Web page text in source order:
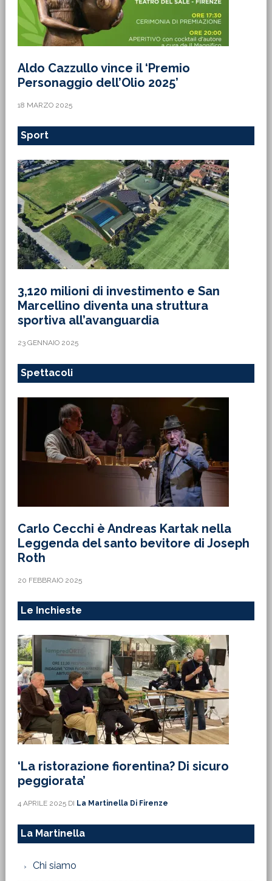
Aldo Cazzullo vince il ‘Premio
Personaggio dell’Olio 2025’
18 MARZO 2025
Sport
3,120 milioni di investimento e San
Marcellino diventa una struttura
sportiva all’avanguardia
23 GENNAIO 2025
Spettacoli
Carlo Cecchi è Andreas Kartak nella
Leggenda del santo bevitore di Joseph
Roth
20 FEBBRAIO 2025
Le Inchieste
‘La ristorazione fiorentina? Di sicuro
peggiorata’
4 APRILE 2025DI La Martinella Di Firenze
La Martinella
Chi siamo